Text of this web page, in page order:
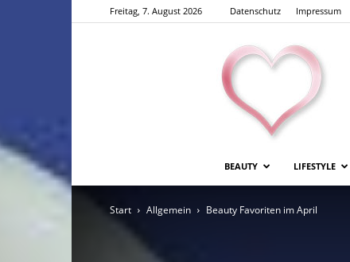
Freitag, 7. August 2026 Datenschutz Impressum
BEAUTY LIFESTYLE
Start Allgemein Beauty Favoriten im April